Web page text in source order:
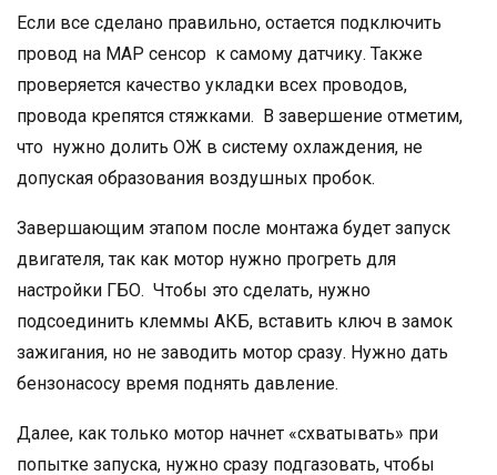
Если все сделано правильно, остается подключить
провод на МАР сенсор к самому датчику. Также
проверяется качество укладки всех проводов,
провода крепятся стяжками. В завершение отметим,
что нужно долить ОЖ в систему охлаждения, не
допуская образования воздушных пробок.
Завершающим этапом после монтажа будет запуск
двигателя, так как мотор нужно прогреть для
настройки ГБО. Чтобы это сделать, нужно
подсоединить клеммы АКБ, вставить ключ в замок
зажигания, но не заводить мотор сразу. Нужно дать
бензонасосу время поднять давление.
Далее, как только мотор начнет «схватывать» при
попытке запуска, нужно сразу подгазовать, чтобы